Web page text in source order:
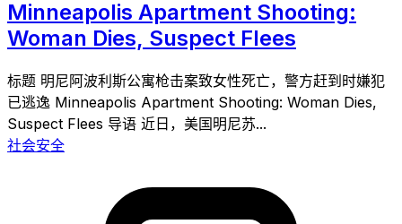
Minneapolis Apartment Shooting:
Woman Dies, Suspect Flees
标题 明尼阿波利斯公寓枪击案致女性死亡，警方赶到时嫌犯
已逃逸 Minneapolis Apartment Shooting: Woman Dies,
Suspect Flees 导语 近日，美国明尼苏...
社会安全